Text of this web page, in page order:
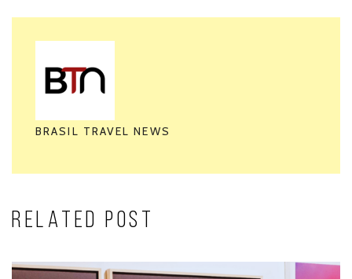
BRASIL TRAVEL NEWS
RELATED POST